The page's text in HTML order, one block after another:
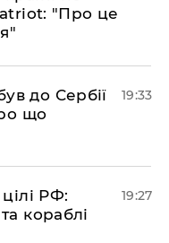
"Про це
до Сербії
що
19:33
РФ:
кораблі
19:27